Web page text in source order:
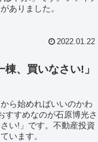
ありました。
2022.01.22
棟、買いなさい!」
ら始めればいいのかわ
すすめなのが石原博光さ
い!」です。不動産投資
います。